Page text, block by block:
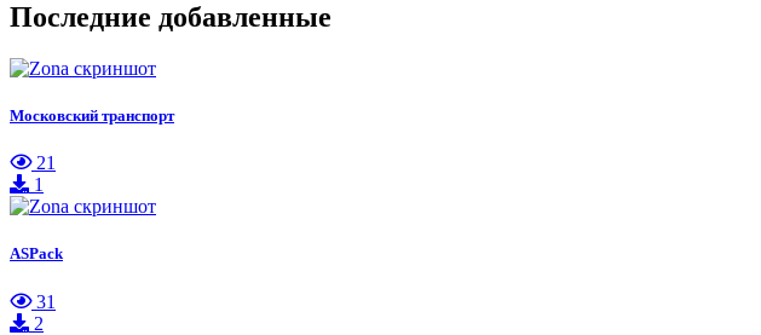
Последние добавленные
Московский транспорт
21
1
ASPack
31
2